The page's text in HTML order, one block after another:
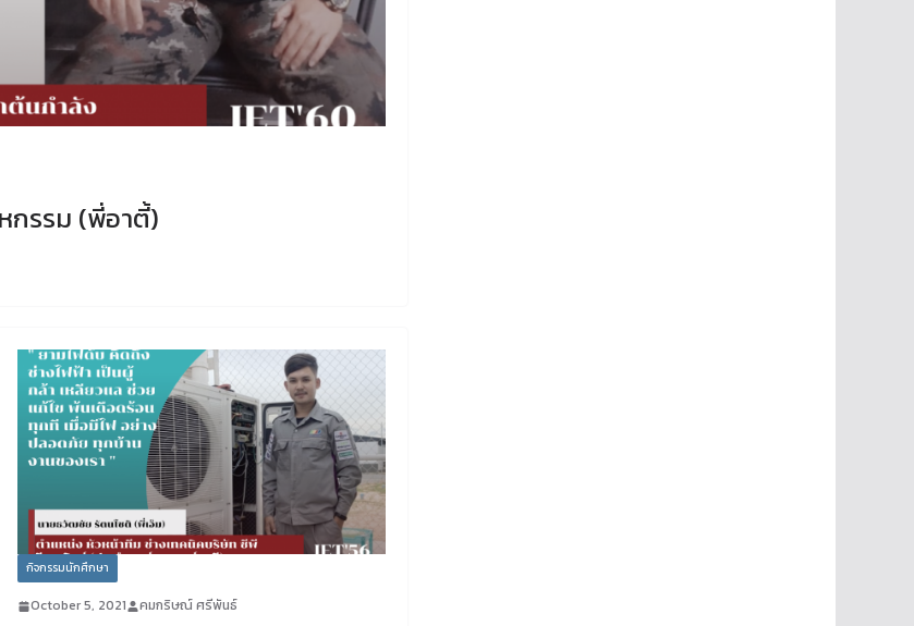
กรรม (พี่อาตี้)
กิจกรรมนักศึกษา
October 5, 2021 คมกริษณ์ ศรีพันธ์